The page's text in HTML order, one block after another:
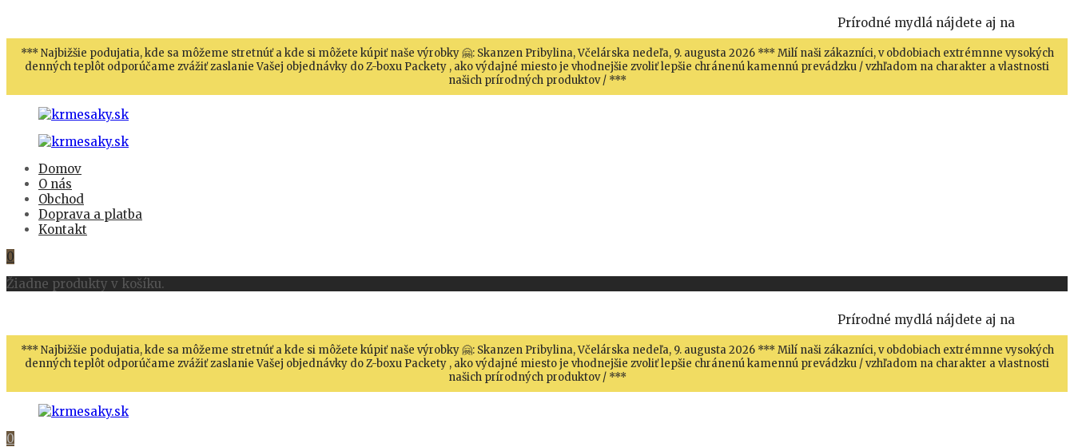
Prírodné mydlá nájdete aj na
*** Najbižšie podujatia, kde sa môžeme stretnúť a kde si môžete kúpiť naše výrobky 🤗: Skanzen Pribylina, Včelárska nedeľa, 9. augusta 2026 *** Milí naši zákazníci, v obdobiach extrémnne vysokých
denných teplôt odporúčame zvážiť zaslanie Vašej objednávky do Z-boxu Packety , ako výdajné miesto je vhodnejšie zvoliť lepšie chránenú kamennú prevádzku / vzhľadom na charakter a vlastnosti
našich prírodných produktov / ***
Domov
O nás
Obchod
Doprava a platba
Kontakt
0
Žiadne produkty v košíku.
Prírodné mydlá nájdete aj na
*** Najbižšie podujatia, kde sa môžeme stretnúť a kde si môžete kúpiť naše výrobky 🤗: Skanzen Pribylina, Včelárska nedeľa, 9. augusta 2026 *** Milí naši zákazníci, v obdobiach extrémnne vysokých
denných teplôt odporúčame zvážiť zaslanie Vašej objednávky do Z-boxu Packety , ako výdajné miesto je vhodnejšie zvoliť lepšie chránenú kamennú prevádzku / vzhľadom na charakter a vlastnosti
našich prírodných produktov / ***
0